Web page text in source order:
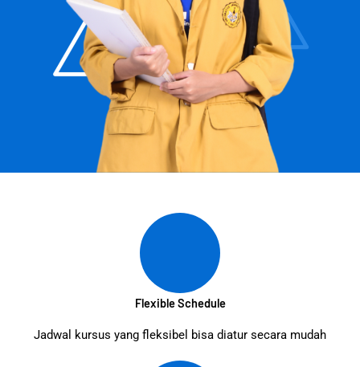
Flexible Schedule
Jadwal kursus yang fleksibel bisa diatur secara mudah